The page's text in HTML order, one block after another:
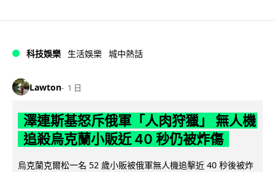
科技娛樂 生活娛樂 城中熱話
Lawton 1 日
澤連斯基怒斥俄軍「人肉狩獵」 無人機
追殺烏克蘭小販近 40 秒仍被炸傷
烏克蘭克爾松一名 52 歲小販被俄軍無人機追擊近 40 秒後被炸